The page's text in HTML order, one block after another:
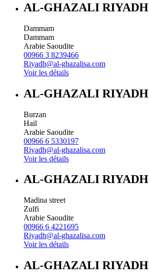
AL-GHAZALI RIYADH
Dammam
Dammam
Arabie Saoudite
00966 3 8239466
Riyadh@al-ghazalisa.com
Voir les détails
AL-GHAZALI RIYADH
Burzan
Hail
Arabie Saoudite
00966 6 5330197
Riyadh@al-ghazalisa.com
Voir les détails
AL-GHAZALI RIYADH
Madina street
Zulfi
Arabie Saoudite
00966 6 4221695
Riyadh@al-ghazalisa.com
Voir les détails
AL-GHAZALI RIYADH